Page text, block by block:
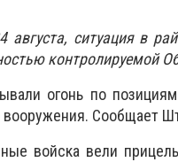
августа, ситуация в
контролируемой
огонь по
вооружения. Сообщает
войска вели